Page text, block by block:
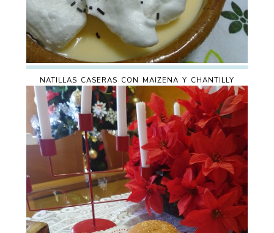
NATILLAS CASERAS CON MAIZENA Y CHANTILLY